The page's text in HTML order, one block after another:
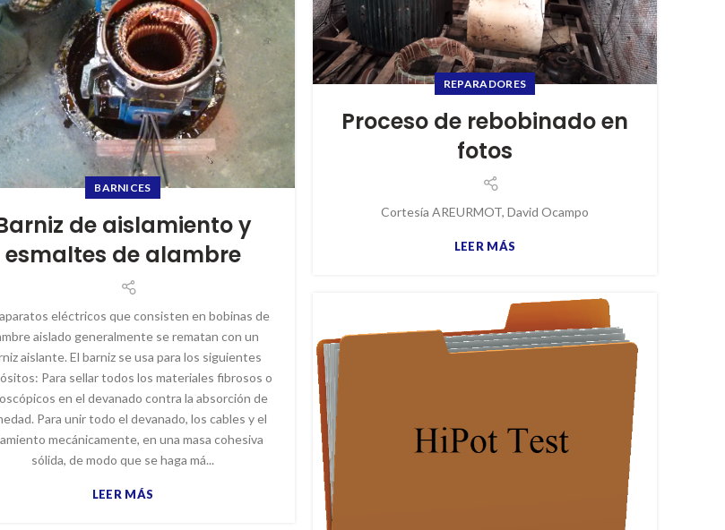
REPARADORES
Proceso de rebobinado en
fotos
Cortesía AREURMOT, David Ocampo
LEER MÁS
BARNICES
de aislamiento y
esmaltes de alambre
eléctricos que consisten en bobinas de
aislado generalmente se rematan con un
aislante. El barniz se usa para los siguientes
Para sellar todos los materiales fibrosos o
en el devanado contra la absorción de
Para unir todo el devanado, los cables y el
mecánicamente, en una masa cohesiva
sólida, de modo que se haga má...
LEER MÁS